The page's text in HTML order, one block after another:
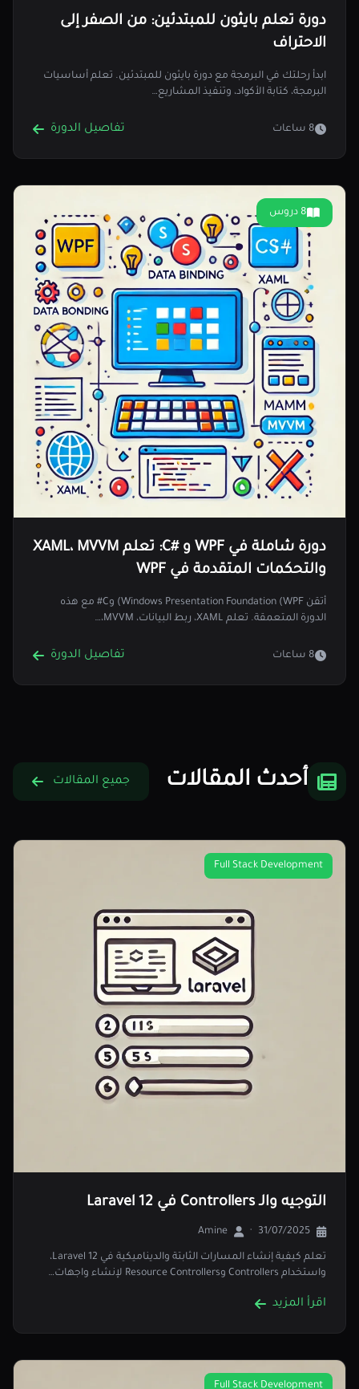
دورة تعلم بايثون للمبتدئين: من الصفر إلى
الاحتراف
ابدأ رحلتك في البرمجة مع دورة بايثون للمبتدئين. تعلم أساسيات
البرمجة، كتابة الأكواد، وتنفيذ المشاريع…
8 ساعات تفاصيل الدورة
8 دروس
دورة شاملة في WPF و #C: تعلم XAML، MVVM
والتحكمات المتقدمة في WPF
أتقن Windows Presentation Foundation (WPF) وC# مع هذه
الدورة المتعمقة. تعلم XAML، ربط البيانات، MVVM،…
8 ساعات تفاصيل الدورة
أحدث المقالات جميع المقالات
Full Stack Development
التوجيه والـ Controllers في Laravel 12
31/07/2025
·
Amine
تعلم كيفية إنشاء المسارات الثابتة والديناميكية في Laravel 12،
واستخدام Controllers وResource Controllers لإنشاء واجهات…
اقرأ المزيد
Full Stack Development